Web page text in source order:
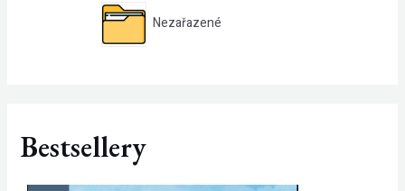
Nezařazené
Bestsellery